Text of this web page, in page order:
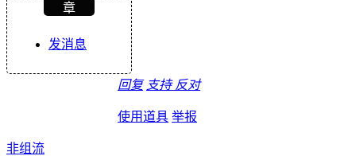
章
发消息
回复 支持 反对
使用道具 举报
非组流